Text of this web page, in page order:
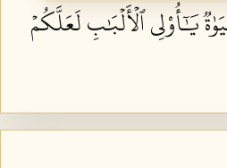
يَٰٓأُوْلِي ٱلۡأَلۡبَٰبِ لَعَلَّكُمۡ